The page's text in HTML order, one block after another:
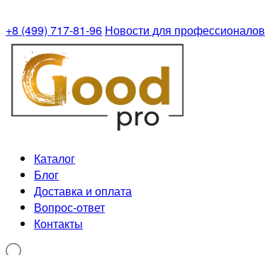
+8 (499) 717-81-96 Новости для профессионалов
Каталог
Блог
Доставка и оплата
Вопрос-ответ
Контакты